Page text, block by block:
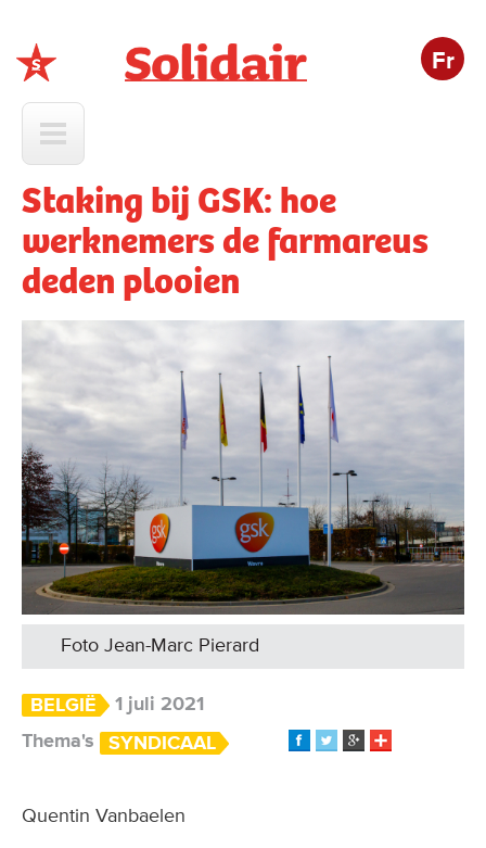
Fr
Staking bij GSK: hoe
werknemers de farmareus
deden plooien
Foto Jean-Marc Pierard
BELGIË
1 juli 2021
Thema's
SYNDICAAL
Quentin Vanbaelen